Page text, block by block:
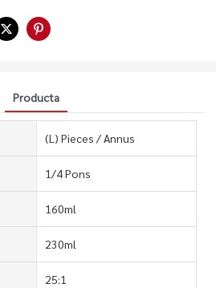
Producta
(L) Pieces / Annus
1/4 Pons
160ml
230ml
25:1